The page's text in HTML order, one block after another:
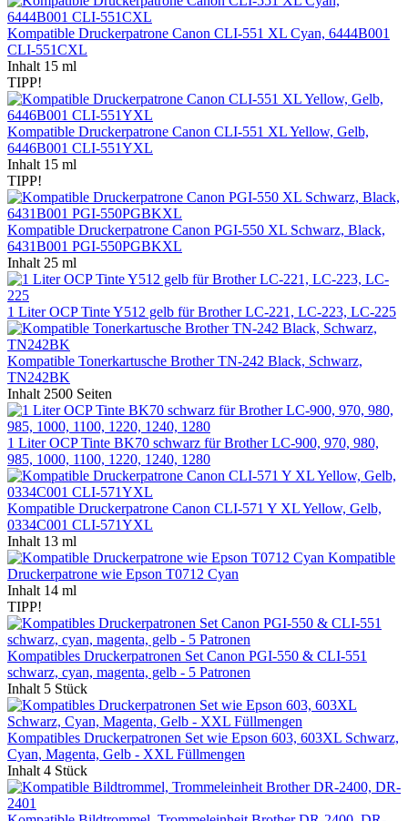
Kompatible Druckerpatrone Canon CLI-551 XL Cyan, 6444B001
CLI-551CXL
Inhalt 15 ml
TIPP!
Kompatible Druckerpatrone Canon CLI-551 XL Yellow, Gelb,
6446B001 CLI-551YXL
Inhalt 15 ml
TIPP!
Kompatible Druckerpatrone Canon PGI-550 XL Schwarz, Black,
6431B001 PGI-550PGBKXL
Inhalt 25 ml
1 Liter OCP Tinte Y512 gelb für Brother LC-221, LC-223, LC-225
Kompatible Tonerkartusche Brother TN-242 Black, Schwarz,
TN242BK
Inhalt 2500 Seiten
1 Liter OCP Tinte BK70 schwarz für Brother LC-900, 970, 980,
985, 1000, 1100, 1220, 1240, 1280
Kompatible Druckerpatrone Canon CLI-571 Y XL Yellow, Gelb,
0334C001 CLI-571YXL
Inhalt 13 ml
Kompatible
Druckerpatrone wie Epson T0712 Cyan
Inhalt 14 ml
TIPP!
Kompatibles Druckerpatronen Set Canon PGI-550 & CLI-551
schwarz, cyan, magenta, gelb - 5 Patronen
Inhalt 5 Stück
Kompatibles Druckerpatronen Set wie Epson 603, 603XL Schwarz,
Cyan, Magenta, Gelb - XXL Füllmengen
Inhalt 4 Stück